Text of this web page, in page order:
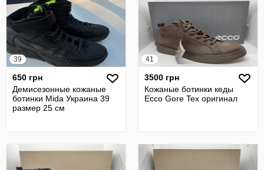
39
650 грн
Демисезонные кожаные
ботинки Mida Украина 39
размер 25 см
41
3500 грн
Кожаные ботинки кеды
Ecco Gore Tex оригинал